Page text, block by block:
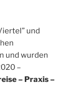
und
und wurden
–
– Praxis –